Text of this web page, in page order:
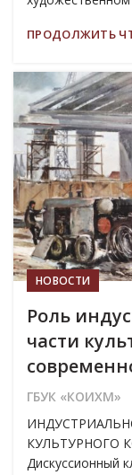
ПРОДОЛЖИТЬ
29
ИЮЛ
НОВОСТИ
Роль
части
ГБУК «КОИХМ»
КУЛЬТУРНОГО
Дискуссионный